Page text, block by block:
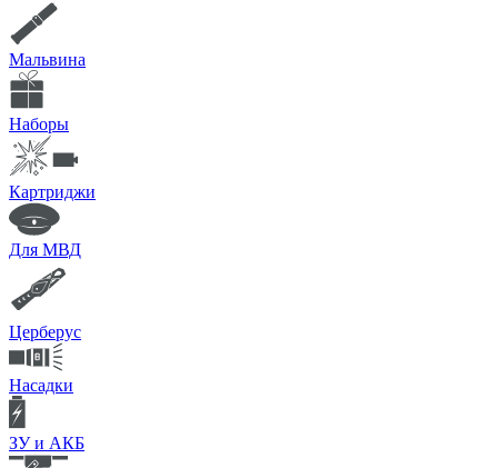
Мальвина
Наборы
Картриджи
Для МВД
Церберус
Насадки
ЗУ и АКБ